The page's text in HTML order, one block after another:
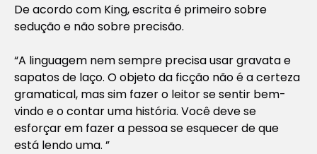
De acordo com King, escrita é primeiro sobre
sedução e não sobre precisão.
“A linguagem nem sempre precisa usar gravata e
sapatos de laço. O objeto da ficção não é a certeza
gramatical, mas sim fazer o leitor se sentir bem-
vindo e o contar uma história. Você deve se
esforçar em fazer a pessoa se esquecer de que
está lendo uma. ”